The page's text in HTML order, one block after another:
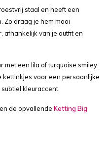
staal en heeft een
Zo draag je hem mooi
afhankelijk van je outfit en
met een lila of turquoise smiley.
kettinkjes voor een persoonlijke
kleuraccent.
en de opvallende Ketting Big